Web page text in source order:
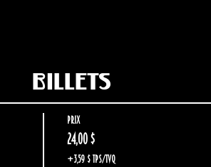
Billets
Prix
24,00 $
+3,59 $ TPS/TVQ